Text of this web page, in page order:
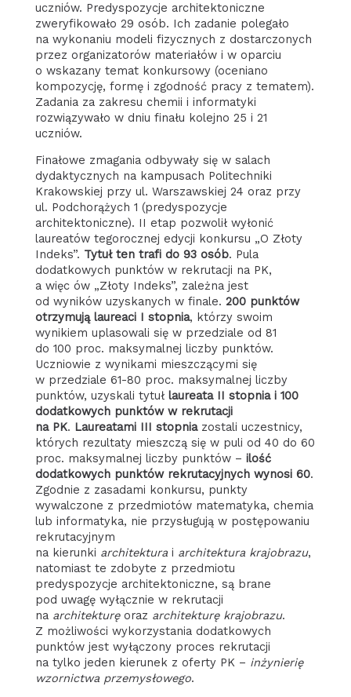
uczniów. Predyspozycje architektoniczne
zweryfikowało 29 osób. Ich zadanie polegało
na wykonaniu modeli fizycznych z dostarczonych
przez organizatorów materiałów i w oparciu
o wskazany temat konkursowy (oceniano
kompozycję, formę i zgodność pracy z tematem).
Zadania za zakresu chemii i informatyki
rozwiązywało w dniu finału kolejno 25 i 21
uczniów.
Finałowe zmagania odbywały się w salach
dydaktycznych na kampusach Politechniki
Krakowskiej przy ul. Warszawskiej 24 oraz przy
ul. Podchorążych 1 (predyspozycje
architektoniczne). II etap pozwolił wyłonić
laureatów tegorocznej edycji konkursu „O Złoty
Indeks”. Tytuł ten trafi do 93 osób. Pula
dodatkowych punktów w rekrutacji na PK,
a więc ów „Złoty Indeks”, zależna jest
od wyników uzyskanych w finale. 200 punktów
otrzymują laureaci I stopnia, którzy swoim
wynikiem uplasowali się w przedziale od 81
do 100 proc. maksymalnej liczby punktów.
Uczniowie z wynikami mieszczącymi się
w przedziale 61-80 proc. maksymalnej liczby
punktów, uzyskali tytuł laureata II stopnia i 100
dodatkowych punktów w rekrutacji
na PK. Laureatami III stopniazostali uczestnicy,
których rezultaty mieszczą się w puli od 40 do 60
proc. maksymalnej liczby punktów – ilość
dodatkowych punktów rekrutacyjnych wynosi 60.
Zgodnie z zasadami konkursu, punkty
wywalczone z przedmiotów matematyka, chemia
lub informatyka, nie przysługują w postępowaniu
rekrutacyjnym
na kierunki architektura i architektura krajobrazu,
natomiast te zdobyte z przedmiotu
predyspozycje architektoniczne, są brane
pod uwagę wyłącznie w rekrutacji
na architekturęoraz architekturę krajobrazu.
Z możliwości wykorzystania dodatkowych
punktów jest wyłączony proces rekrutacji
na tylko jeden kierunek z oferty PK – inżynierię
wzornictwa przemysłowego.